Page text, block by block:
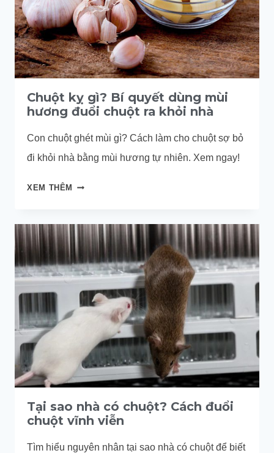
KHÔNG
CẦN
KOL
QUẢNG
CÁO
Chuột kỵ gì? Bí quyết dùng mùi
hương đuổi chuột ra khỏi nhà
Con chuột ghét mùi gì? Cách làm cho chuột sợ bỏ
đi khỏi nhà bằng mùi hương tự nhiên. Xem ngay!
XEM THÊM
CHUỘT
BÍ
QUYẾT
DÙNG
MÙI
HƯƠNG
ĐUỔI
KHỎI
NHÀ
Tại sao nhà có chuột? Cách đuổi
chuột vĩnh viễn
Tìm hiểu nguyên nhân tại sao nhà có chuột để biết